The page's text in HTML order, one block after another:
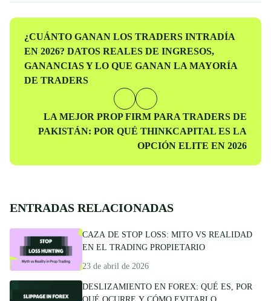
Entrada
anterior
¿CUÁNTO GANAN LOS TRADERS INTRADÍA
EN 2026? DATOS REALES DE INGRESOS,
GANANCIAS Y LO QUE GANAN LA MAYORÍA
DE TRADERS
Entrada
siguiente
LA MEJOR PROP FIRM PARA TRADERS DE
PAKISTÁN: POR QUÉ THINKCAPITAL ES LA
OPCIÓN ELITE EN 2026
ENTRADAS RELACIONADAS
CAZA DE STOP LOSS: MITO VS REALIDAD
EN EL TRADING PROPIETARIO
23 de abril de 2026
DESLIZAMIENTO EN FOREX: QUÉ ES, POR